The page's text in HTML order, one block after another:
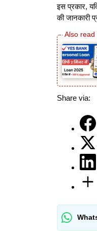
इस प्रकार,
की जानकारी
Share via: